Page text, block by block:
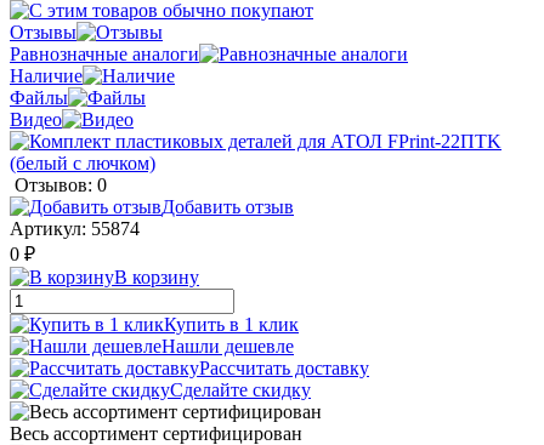
Отзывы
Равнозначные аналоги
Наличие
Файлы
Видео
Отзывов: 0
Добавить отзыв
Артикул: 55874
0 ₽
В корзину
Купить в 1 клик
Нашли дешевле
Рассчитать доставку
Сделайте скидку
Весь ассортимент сертифицирован